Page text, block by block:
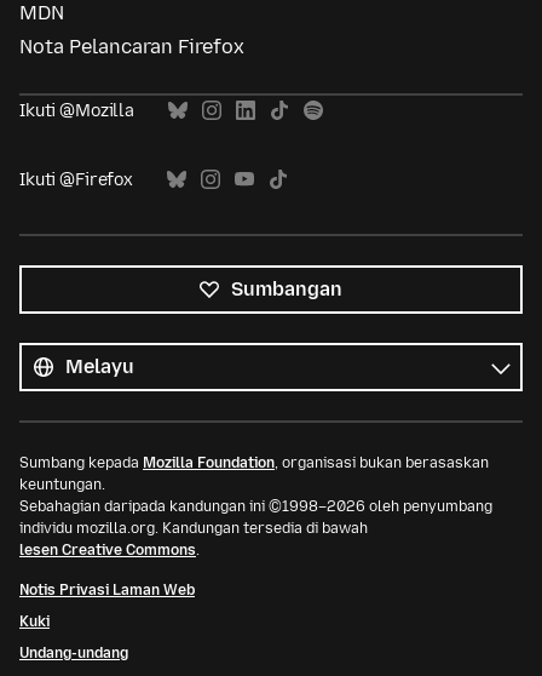
MDN
Nota Pelancaran Firefox
Ikuti @Mozilla
Ikuti @Firefox
Sumbangan
bahasa
Bahasa
Sumbang kepada Mozilla Foundation, organisasi bukan berasaskan
keuntungan.
Sebahagian daripada kandungan ini ©1998–2026 oleh penyumbang
individu mozilla.org. Kandungan tersedia di bawah
lesen Creative Commons.
Notis Privasi Laman Web
Kuki
Undang-undang